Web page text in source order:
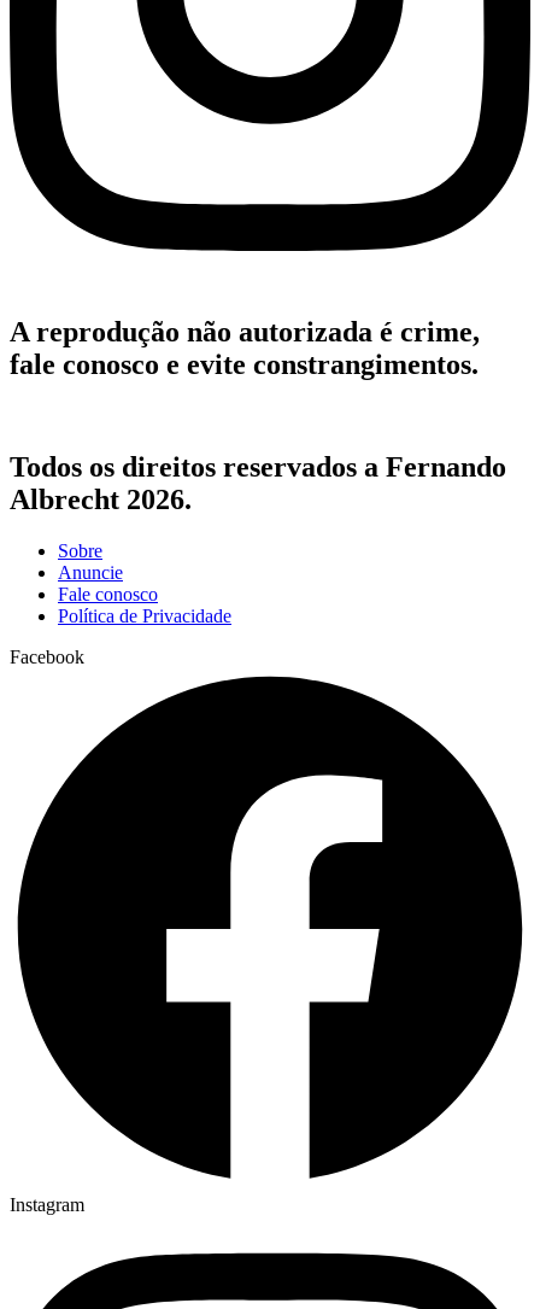
A reprodução não autorizada é crime,
fale conosco e evite constrangimentos.
Todos os direitos reservados a Fernando
Albrecht 2026.
Sobre
Anuncie
Fale conosco
Política de Privacidade
Facebook
Instagram